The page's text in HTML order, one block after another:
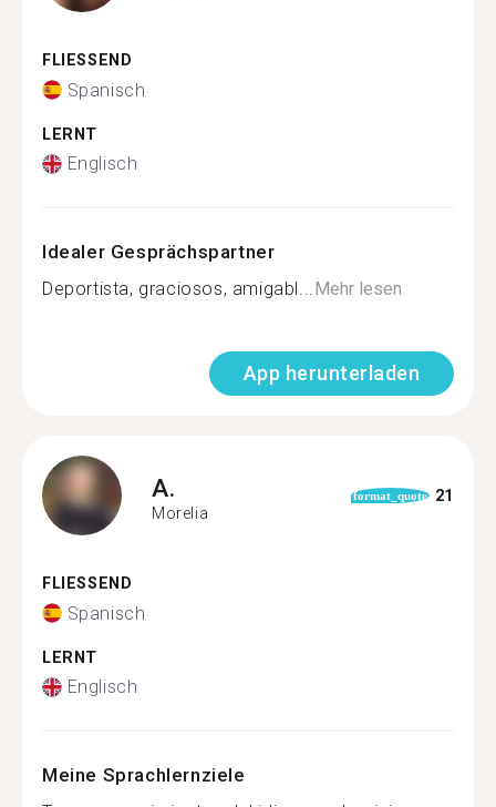
FLIESSEND
Spanisch
LERNT
Englisch
Idealer Gesprächspartner
Deportista, graciosos, amigabl...Mehr lesen
App herunterladen
A.
Morelia
format_quote 21
FLIESSEND
Spanisch
LERNT
Englisch
Meine Sprachlernziele